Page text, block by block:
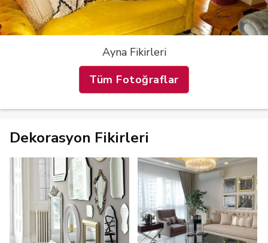
Ayna Fikirleri
Tüm Fotoğraflar
Dekorasyon Fikirleri